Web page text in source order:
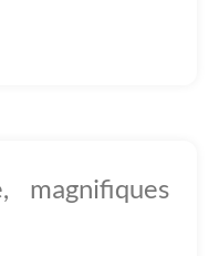
magnifiques